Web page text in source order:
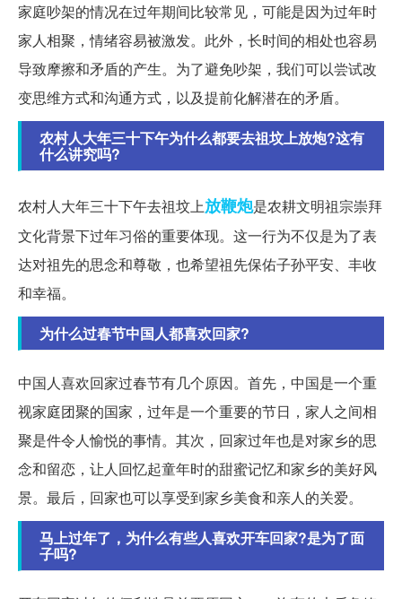
家庭吵架的情况在过年期间比较常见，可能是因为过年时
家人相聚，情绪容易被激发。此外，长时间的相处也容易
导致摩擦和矛盾的产生。为了避免吵架，我们可以尝试改
变思维方式和沟通方式，以及提前化解潜在的矛盾。
农村人大年三十下午为什么都要去祖坟上放炮?这有
什么讲究吗?
农村人大年三十下午去祖坟上放鞭炮是农耕文明祖宗崇拜
文化背景下过年习俗的重要体现。这一行为不仅是为了表
达对祖先的思念和尊敬，也希望祖先保佑子孙平安、丰收
和幸福。
为什么过春节中国人都喜欢回家?
中国人喜欢回家过春节有几个原因。首先，中国是一个重
视家庭团聚的国家，过年是一个重要的节日，家人之间相
聚是件令人愉悦的事情。其次，回家过年也是对家乡的思
念和留恋，让人回忆起童年时的甜蜜记忆和家乡的美好风
景。最后，回家也可以享受到家乡美食和亲人的关爱。
马上过年了，为什么有些人喜欢开车回家?是为了面
子吗?